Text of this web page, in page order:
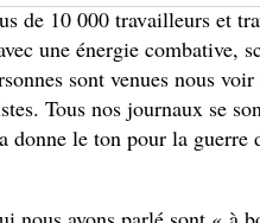
de 10 000 travailleurs et
une énergie combative,
sont venues nous voir
Tous nos journaux se
donne le ton pour la guerre